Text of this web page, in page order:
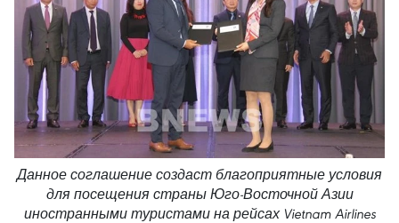
Данное соглашение создаст благоприятные условия
для посещения страны Юго-Восточной Азии
иностранными туристами на рейсах Vietnam Airlines